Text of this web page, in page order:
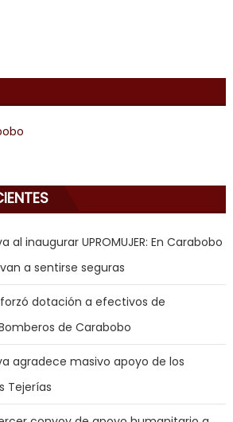
al inaugurar UPROMUJER: En Carabobo
a sentirse seguras
dotación a efectivos de
de Carabobo
agradece masivo apoyo de los
Tejerías